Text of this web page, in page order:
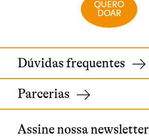
QUERO
DOAR
Dúvidas frequentes
Parcerias
Assine nossa newsletter